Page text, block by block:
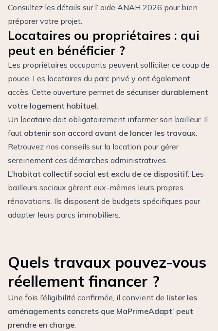
Consultez les détails sur l’ aide ANAH 2026 pour bien
préparer votre projet.
Locataires ou propriétaires : qui
peut en bénéficier ?
Les propriétaires occupants peuvent solliciter ce coup de
pouce. Les locataires du parc privé y ont également
accès. Cette ouverture permet de sécuriser durablement
votre logement habituel.
Un locataire doit obligatoirement informer son bailleur. Il
faut obtenir son accord avant de lancer les travaux.
Retrouvez nos conseils sur la location pour gérer
sereinement ces démarches administratives.
L’habitat collectif social est exclu de ce dispositif. Les
bailleurs sociaux gèrent eux-mêmes leurs propres
rénovations. Ils disposent de budgets spécifiques pour
adapter leurs parcs immobiliers.
Quels travaux pouvez-vous
réellement financer ?
Une fois l’éligibilité confirmée, il convient de lister les
aménagements concrets que MaPrimeAdapt’ peut
prendre en charge.